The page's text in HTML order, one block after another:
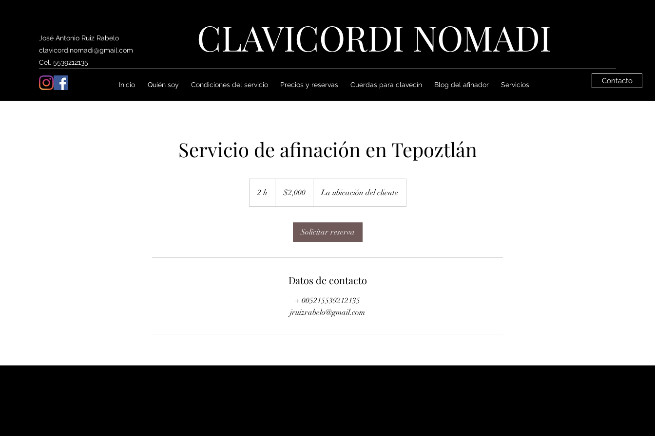
José Antonio Ruiz Rabelo
clavicordinomadi@gmail.com
Cel. 5539212135
Contacto
Inicio Quién soy Condiciones del servicio Precios y reservas Cuerdas para clavecín Blog del afinador Servicios
CLAVICORDI NOMADI
Servicio de afinación en Tepoztlán
2 h
mexicanos
$2,000 La ubicación del cliente
Solicitar reserva
Datos de contacto
+ 005215539212135
jruizrabelo@gmail.com